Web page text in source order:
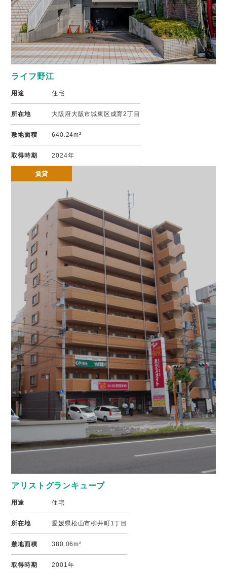
ライフ野江
用途 住宅
所在地 大阪府大阪市城東区成育2丁目
敷地面積 640.24m²
取得時期 2024年
賃貸
アリストグランキューブ
用途 住宅
所在地 愛媛県松山市柳井町1丁目
敷地面積 380.06m²
取得時期 2001年